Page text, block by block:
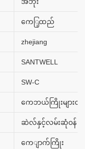
ကေြှထည်
zhejiang
SANTWELL
SW-C
ကေဘယ်ကြိုးများ
ဆဲလ်နှင့်လမ်းဆုံဝန်
ကေျာက်ကြိုး